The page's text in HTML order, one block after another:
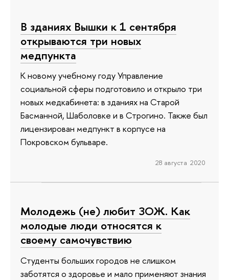
В зданиях Вышки к 1 сентября
открываются три новых
медпункта
К новому учебному году Управление
социальной сферы подготовило и открыло три
новых медкабинета: в зданиях на Старой
Басманной, Шаболовке и в Строгино. Также был
лицензирован медпункт в корпусе на
Покровском бульваре.
28 августа 2020
Молодежь (не) любит ЗОЖ. Как
молодые люди относятся к
своему самочувствию
Студенты больших городов не слишком
заботятся о здоровье и мало применяют знания